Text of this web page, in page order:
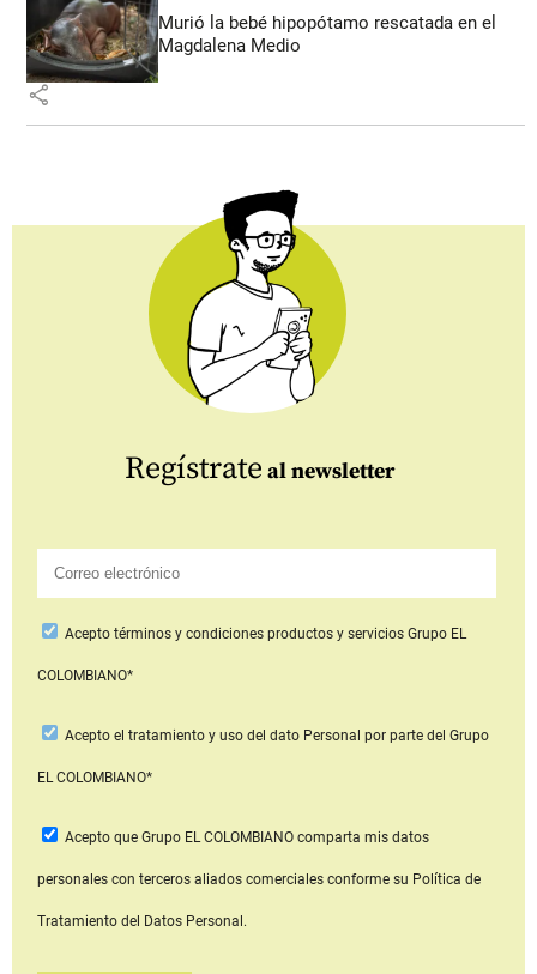
Murió la bebé hipopótamo rescatada en el
Magdalena Medio
share
Regístrate al newsletter
Aceptotérminos y condiciones productos y serviciosGrupo EL
COLOMBIANO*
Acepto el tratamiento y uso del dato Personal por parte del Grupo
EL COLOMBIANO*
Acepto que Grupo EL COLOMBIANOcomparta mis datos
personales con terceros aliados comerciales conforme su Política de
Tratamiento del Datos Personal.